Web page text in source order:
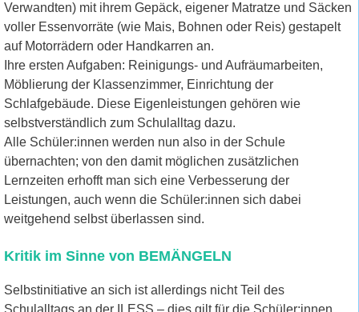
Verwandten) mit ihrem Gepäck, eigener Matratze und Säcken
voller Essenvorräte (wie Mais, Bohnen oder Reis) gestapelt
auf Motorrädern oder Handkarren an.
Ihre ersten Aufgaben: Reinigungs- und Aufräumarbeiten,
Möblierung der Klassenzimmer, Einrichtung der
Schlafgebäude. Diese Eigenleistungen gehören wie
selbstverständlich zum Schulalltag dazu.
Alle Schüler:innen werden nun also in der Schule
übernachten; von den damit möglichen zusätzlichen
Lernzeiten erhofft man sich eine Verbesserung der
Leistungen, auch wenn die Schüler:innen sich dabei
weitgehend selbst überlassen sind.
Kritik im Sinne von BEMÄNGELN
Selbstinitiative an sich ist allerdings nicht Teil des